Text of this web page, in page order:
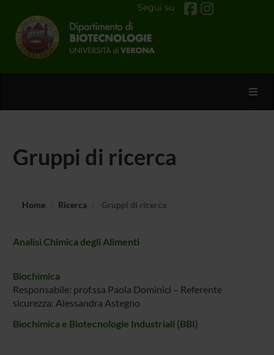
Segui su
Gruppi di ricerca
Home Ricerca Gruppi di ricerca
Analisi Chimica degli Alimenti
Biochimica
Responsabile: prof.ssa Paola Dominici – Referente
sicurezza: Alessandra Astegno
Biochimica e Biotecnologie Industriali (BBI)